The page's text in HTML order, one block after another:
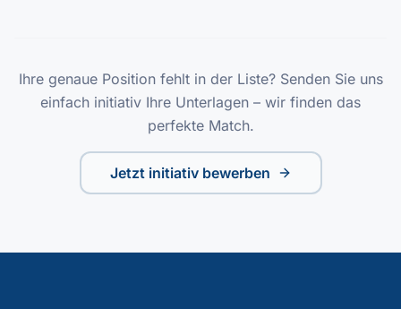
Ihre genaue Position fehlt in der Liste? Senden Sie uns
einfach initiativ Ihre Unterlagen – wir finden das
perfekte Match.
Jetzt initiativ bewerben